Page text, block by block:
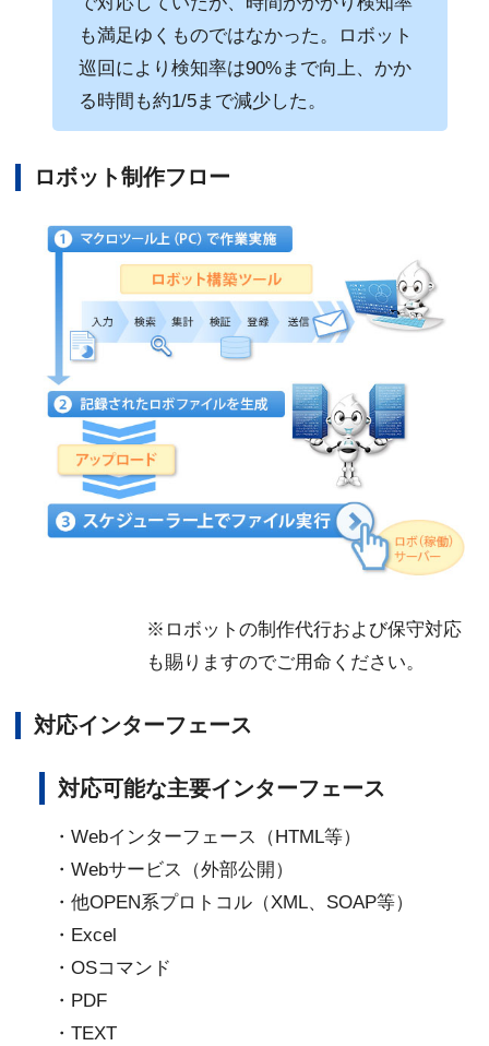
も満足ゆくものではなかった。ロボット
巡回により検知率は90%まで向上、かか
る時間も約1/5まで減少した。
ロボット制作フロー
※ロボットの制作代行および保守対応
も賜りますのでご用命ください。
対応インターフェース
対応可能な主要インターフェース
・Webインターフェース（HTML等）
・Webサービス（外部公開）
・他OPEN系プロトコル（XML、SOAP等）
・Excel
・OSコマンド
・PDF
・TEXT